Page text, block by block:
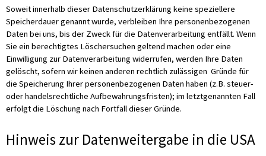
Soweit innerhalb dieser Datenschutzerklärung keine speziellere
Speicherdauer genannt wurde, verbleiben Ihre personenbezogenen
Daten bei uns, bis der Zweck für die Datenverarbeitung entfällt. Wenn
Sie ein berechtigtes Löschersuchen geltend machen oder eine
Einwilligung zur Datenverarbeitung widerrufen, werden Ihre Daten
gelöscht, sofern wir keinen anderen rechtlich zulässigen Gründe für
die Speicherung Ihrer personenbezogenen Daten haben (z.B. steuer-
oder handelsrechtliche Aufbewahrungsfristen); im letztgenannten Fall
erfolgt die Löschung nach Fortfall dieser Gründe.
Hinweis zur Datenweitergabe in die USA